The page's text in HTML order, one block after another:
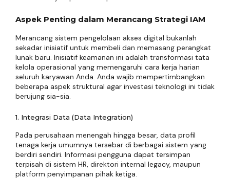
Aspek Penting dalam Merancang Strategi IAM
Merancang sistem pengelolaan akses digital bukanlah
sekadar inisiatif untuk membeli dan memasang perangkat
lunak baru. Inisiatif keamanan ini adalah transformasi tata
kelola operasional yang memengaruhi cara kerja harian
seluruh karyawan Anda. Anda wajib mempertimbangkan
beberapa aspek struktural agar investasi teknologi ini tidak
berujung sia-sia.
1. Integrasi Data (Data Integration)
Pada perusahaan menengah hingga besar, data profil
tenaga kerja umumnya tersebar di berbagai sistem yang
berdiri sendiri. Informasi pengguna dapat tersimpan
terpisah di sistem HR, direktori internal legacy, maupun
platform penyimpanan pihak ketiga.